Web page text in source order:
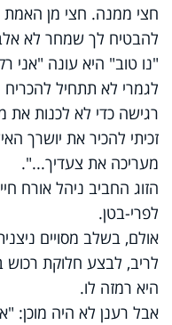
חצי ממנה. חצי מן האמת
להבטיח לך שמחר לא
"נו טוב" היא עונה "אני
לגמרי לא תתחיל להכריח
רגישה כדי לא לכנות את
זכיתי להכיר את יושרך
מעריכה את צעדיך...".
הזוג החביב ניהל אורח
לפרי-בטן.
אולם, בשלב מסויים
לריב, לבצע חלוקת רכוש
היא רמזה לו.
אבל רענן לא היה מוכן: